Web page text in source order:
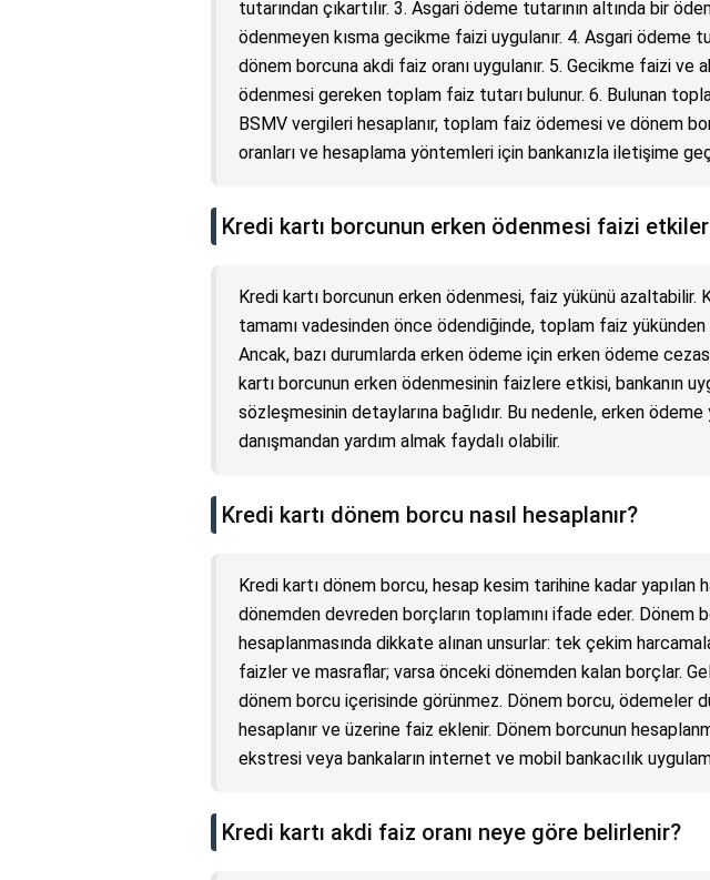
tutarından çıkartılır. 3. Asgari ödeme tutarının altında bir
ödenmeyen kısma gecikme faizi uygulanır. 4. Asgari ödeme
dönem borcuna akdi faiz oranı uygulanır. 5. Gecikme faizi ve
ödenmesi gereken toplam faiz tutarı bulunur. 6. Bulunan
BSMV vergileri hesaplanır, toplam faiz ödemesi ve dönem
oranları ve hesaplama yöntemleri için bankanızla iletişime
Kredi kartı borcunun erken ödenmesi faizi
Kredi kartı borcunun erken ödenmesi, faiz yükünü azaltabilir.
tamamı vadesinden önce ödendiğinde, toplam faiz
Ancak, bazı durumlarda erken ödeme için erken ödeme
kartı borcunun erken ödenmesinin faizlere etkisi, bankanın
sözleşmesinin detaylarına bağlıdır. Bu nedenle, erken
danışmandan yardım almak faydalı olabilir.
Kredi kartı dönem borcu nasıl hesaplanır?
Kredi kartı dönem borcu, hesap kesim tarihine kadar yapılan
dönemden devreden borçların toplamını ifade eder. Dönem
hesaplanmasında dikkate alınan unsurlar: tek çekim
faizler ve masraflar; varsa önceki dönemden kalan borçlar.
dönem borcu içerisinde görünmez. Dönem borcu, ödemeler
hesaplanır ve üzerine faiz eklenir. Dönem borcunun
ekstresi veya bankaların internet ve mobil bankacılık
Kredi kartı akdi faiz oranı neye göre belirlenir?